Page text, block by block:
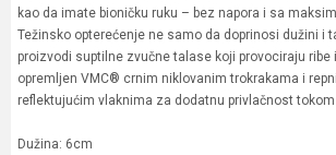
kao da imate bioničku ruku – bez napora i sa
Težinsko opterećenje ne samo da doprinosi dužini i
proizvodi suptilne zvučne talase koji provociraju ribe
opremljen VMC® crnim niklovanim trokrakama i
reflektujućim vlaknima za dodatnu privlačnost tokom
Dužina: 6cm